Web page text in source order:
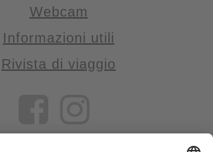
Webcam
Informazioni utili
Rivista di viaggio